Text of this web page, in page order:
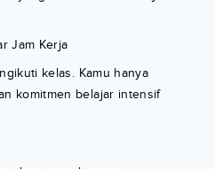
Jam Kerja
kelas. Kamu hanya
komitmen belajar intensif